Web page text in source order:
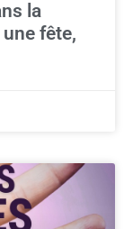
la
fête,